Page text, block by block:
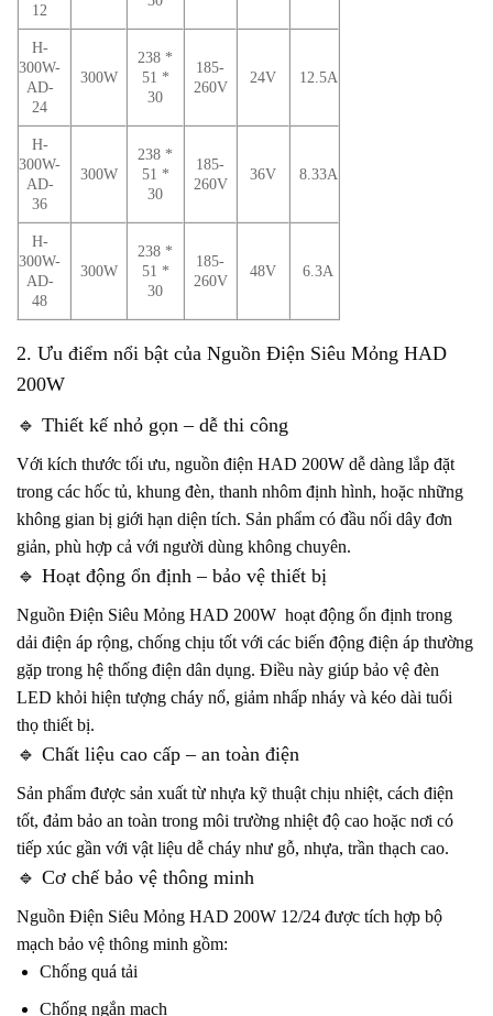
12
H-
300W-
AD-
24
300W
238 *
51 *
30
185-
260V
24V 12.5A
H-
300W-
AD-
36
300W
238 *
51 *
30
185-
260V
36V 8.33A
H-
300W-
AD-
48
300W
238 *
51 *
30
185-
260V
48V 6.3A
2. Ưu điểm nổi bật của Nguồn Điện Siêu Mỏng HAD
200W
🔹 Thiết kế nhỏ gọn – dễ thi công
Với kích thước tối ưu, nguồn điện HAD 200W dễ dàng lắp đặt
trong các hốc tủ, khung đèn, thanh nhôm định hình, hoặc những
không gian bị giới hạn diện tích. Sản phẩm có đầu nối dây đơn
giản, phù hợp cả với người dùng không chuyên.
🔹 Hoạt động ổn định – bảo vệ thiết bị
Nguồn Điện Siêu Mỏng HAD 200W hoạt động ổn định trong
dải điện áp rộng, chống chịu tốt với các biến động điện áp thường
gặp trong hệ thống điện dân dụng. Điều này giúp bảo vệ đèn
LED khỏi hiện tượng cháy nổ, giảm nhấp nháy và kéo dài tuổi
thọ thiết bị.
🔹 Chất liệu cao cấp – an toàn điện
Sản phẩm được sản xuất từ nhựa kỹ thuật chịu nhiệt, cách điện
tốt, đảm bảo an toàn trong môi trường nhiệt độ cao hoặc nơi có
tiếp xúc gần với vật liệu dễ cháy như gỗ, nhựa, trần thạch cao.
🔹 Cơ chế bảo vệ thông minh
Nguồn Điện Siêu Mỏng HAD 200W 12/24 được tích hợp bộ
mạch bảo vệ thông minh gồm:
Chống quá tải
Chống ngắn mạch